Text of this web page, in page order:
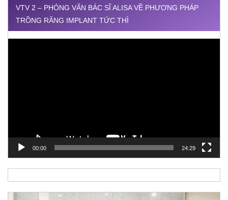
VTV 2 – PHỎNG VẤN BÁC SĨ ALISA VỀ PHƯƠNG PHÁP
TRỒNG RĂNG IMPLANT TỨC THÌ
00:00 24:29